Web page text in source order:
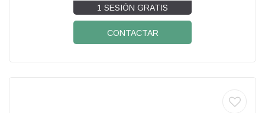
1 SESIÓN GRATIS
CONTACTAR